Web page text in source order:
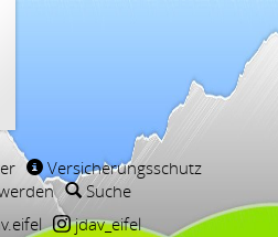
Versicherungsschutz
Suche
jdav_eifel